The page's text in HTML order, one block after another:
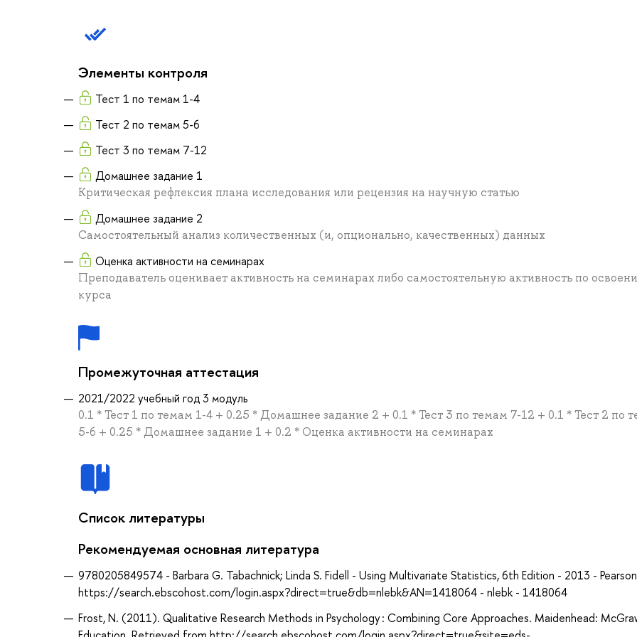
Элементы контроля
Тест 1 по темам 1-4
Тест 2 по темам 5-6
Тест 3 по темам 7-12
Домашнее задание 1
Критическая рефлексия плана исследования или рецензия на научную статью
Домашнее задание 2
Самостоятельный анализ количественных (и, опционально, качественных) данных
Оценка активности на семинарах
Преподаватель оценивает активность на семинарах либо самостоятельную активность по
курса
Промежуточная аттестация
2021/2022 учебный год 3 модуль
0.1 * Тест 1 по темам 1-4 + 0.25 * Домашнее задание 2 + 0.1 * Тест 3 по темам 7-12 + 0.1 * Тест 2 по
5-6 + 0.25 * Домашнее задание 1 + 0.2 * Оценка активности на семинарах
Список литературы
Рекомендуемая основная литература
9780205849574 - Barbara G. Tabachnick; Linda S. Fidell - Using Multivariate Statistics, 6th Edition - 2013 -
https://search.ebscohost.com/login.aspx?direct=true&db=nlebk&AN=1418064 - nlebk - 1418064
Frost, N. (2011). Qualitative Research Methods in Psychology : Combining Core Approaches. Maidenhead: